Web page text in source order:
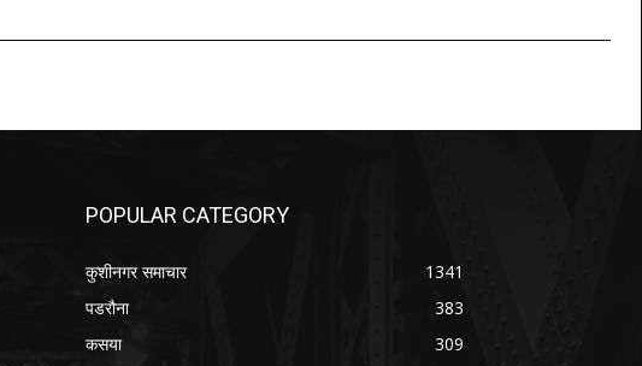
POPULAR CATEGORY
कुशीनगर समाचार
1341
पडरौना
383
कसया
309